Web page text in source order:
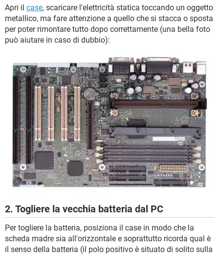
Apri il case, scaricare l'elettricità statica toccando un oggetto
metallico, ma fare attenzione a quello che si stacca o sposta
per poter rimontare tutto dopo correttamente (una bella foto
può aiutare in caso di dubbio):
2. Togliere la vecchia batteria dal PC
Per togliere la batteria, posiziona il case in modo che la
scheda madre sia all'orizzontale e soprattutto ricorda qual è
il senso della batteria (il polo positivo è situato di solito sulla